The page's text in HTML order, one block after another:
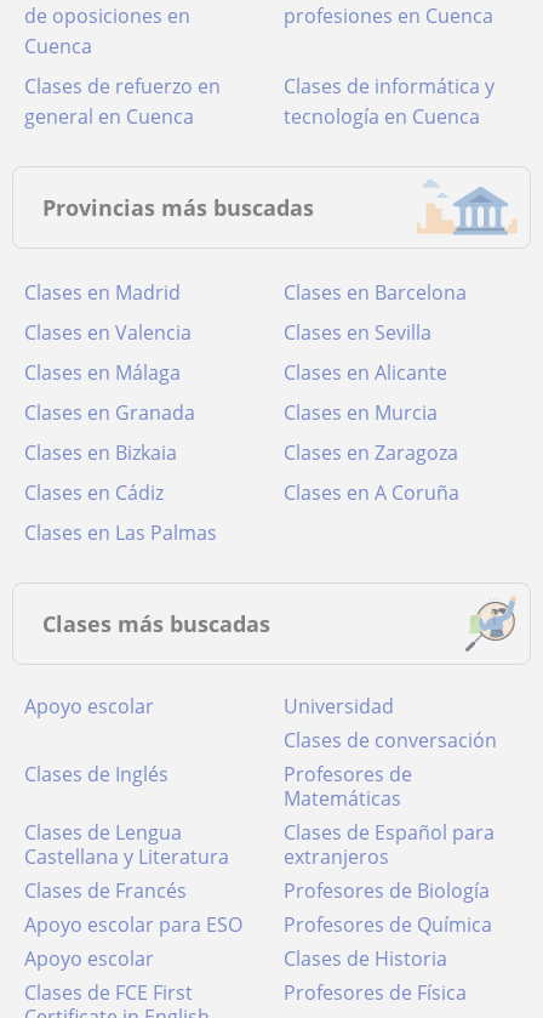
de oposiciones en
Cuenca
profesiones en Cuenca
Clases de refuerzo en
general en Cuenca
Clases de informática y
tecnología en Cuenca
Provincias más buscadas
Clases en Madrid
Clases en Barcelona
Clases en Valencia
Clases en Sevilla
Clases en Málaga
Clases en Alicante
Clases en Granada
Clases en Murcia
Clases en Bizkaia
Clases en Zaragoza
Clases en Cádiz
Clases en A Coruña
Clases en Las Palmas
Clases más buscadas
Apoyo escolar
Universidad
Clases de conversación
Clases de Inglés
Profesores de
Matemáticas
Clases de Lengua
Castellana y Literatura
Clases de Español para
extranjeros
Clases de Francés
Profesores de Biología
Apoyo escolar para ESO
Profesores de Química
Apoyo escolar
Clases de Historia
Clases de FCE First
Profesores de Física